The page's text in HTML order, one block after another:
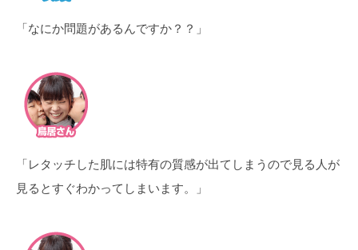
「なにか問題があるんですか？？」
「レタッチした肌には特有の質感が出てしまうので見る人が
見るとすぐわかってしまいます。」